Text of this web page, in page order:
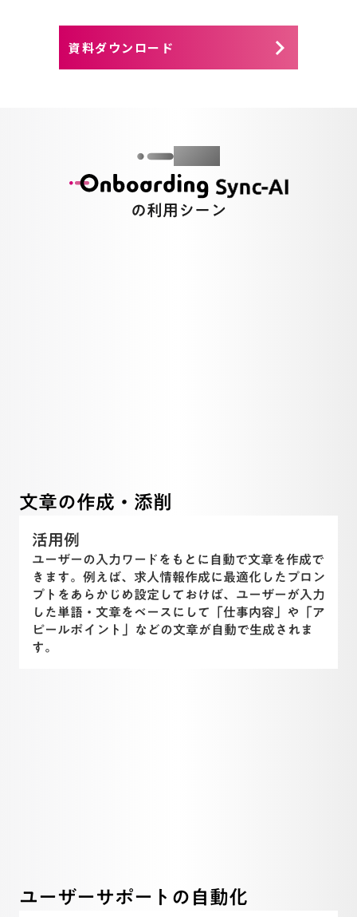
資料ダウンロード keyboard_arrow_right
の利用シーン
文章の作成・添削
活用例
ユーザーの入力ワードをもとに自動で文章を作成で
きます。例えば、求人情報作成に最適化したプロン
プトをあらかじめ設定しておけば、ユーザーが入力
した単語・文章をベースにして「仕事内容」や「ア
ピールポイント」などの文章が自動で生成されま
す。
ユーザーサポートの自動化